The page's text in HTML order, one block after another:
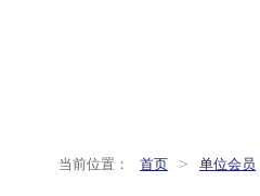
当前位置： 首页 > 单位会员